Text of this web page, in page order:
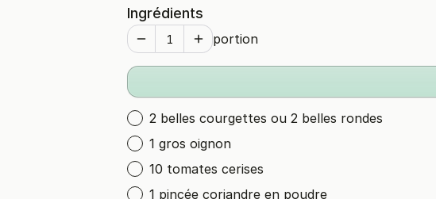
Ingrédients
portion
2 belles courgettes ou 2 belles rondes
1 gros oignon
10 tomates cerises
1 pincée coriandre en poudre